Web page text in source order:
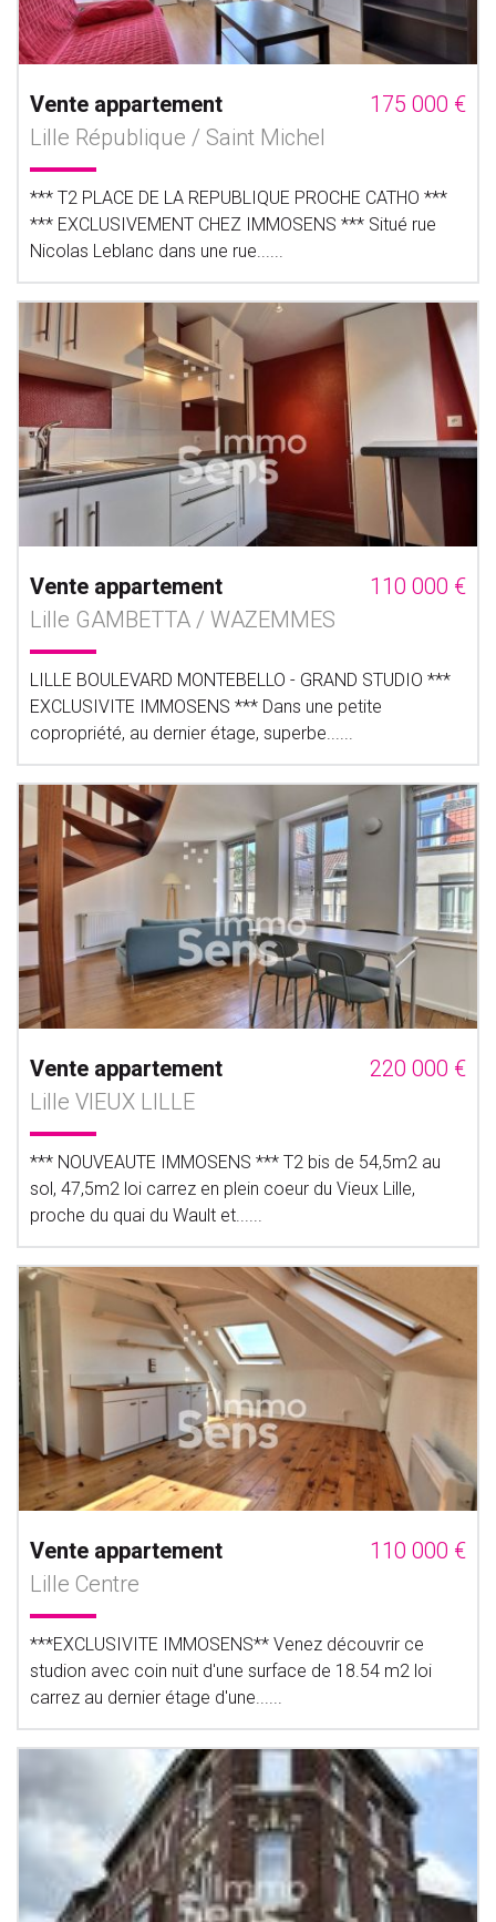
Vente appartement
175 000 €
Lille République / Saint Michel
*** T2 PLACE DE LA REPUBLIQUE PROCHE CATHO ***
*** EXCLUSIVEMENT CHEZ IMMOSENS *** Situé rue
Nicolas Leblanc dans une rue......
Vente appartement
110 000 €
Lille GAMBETTA / WAZEMMES
LILLE BOULEVARD MONTEBELLO - GRAND STUDIO ***
EXCLUSIVITE IMMOSENS *** Dans une petite
copropriété, au dernier étage, superbe......
Vente appartement
220 000 €
Lille VIEUX LILLE
*** NOUVEAUTE IMMOSENS *** T2 bis de 54,5m2 au
sol, 47,5m2 loi carrez en plein coeur du Vieux Lille,
proche du quai du Wault et......
Vente appartement
110 000 €
Lille Centre
***EXCLUSIVITE IMMOSENS** Venez découvrir ce
studion avec coin nuit d'une surface de 18.54 m2 loi
carrez au dernier étage d'une......